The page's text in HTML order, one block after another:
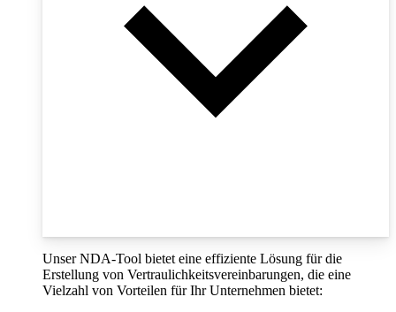
Unser NDA-Tool bietet eine effiziente Lösung für die
Erstellung von Vertraulichkeitsvereinbarungen, die eine
Vielzahl von Vorteilen für Ihr Unternehmen bietet: